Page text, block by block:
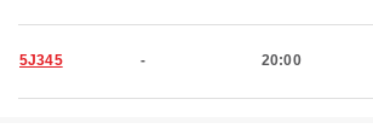
5J345 - 20:00